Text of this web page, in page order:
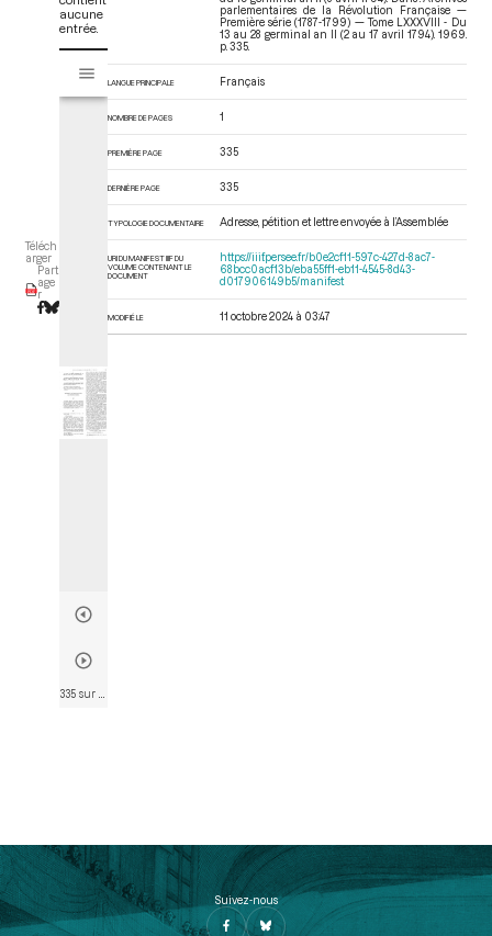
Téléch
arger
Part
age
r
aucune
entrée.
s
i
d
o
r
parlementaires de la Révolution Française —
Première série (1787-1799) — Tome LXXXVIII - Du
13 au 28 germinal an II (2 au 17 avril 1794) . 1969.
p. 335.
LANGUE PRINCIPALE Français
NOMBRE DE PAGES 1
PREMIÈRE PAGE 335
DERNIÈRE PAGE 335
TYPOLOGIE DOCUMENTAIRE Adresse, pétition et lettre envoyée à l’Assemblée
URI DU MANIFEST IIIF DU
VOLUME CONTENANT LE
DOCUMENT
https://iiif.persee.fr/b0e2cf11-597c-427d-8ac7-
68bcc0acf13b/eba55ff1-eb11-4545-8d43-
d017906149b5/manifest
MODIFIÉ LE 11 octobre 2024 à 03:47
Suivez-nous